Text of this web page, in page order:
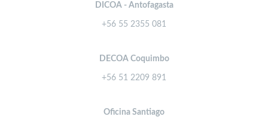
DICOA - Antofagasta
+56 55 2355 081
DECOA Coquimbo
+56 51 2209 891
Oficina Santiago